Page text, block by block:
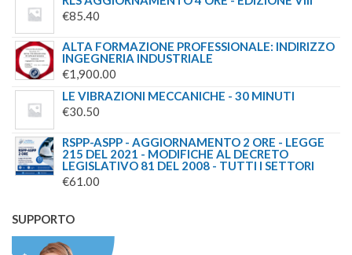
€250.00.€189.90.
€85.40
ALTA FORMAZIONE PROFESSIONALE: INDIRIZZO
INGEGNERIA INDUSTRIALE
€1,900.00
LE VIBRAZIONI MECCANICHE - 30 MINUTI
€30.50
RSPP-ASPP - AGGIORNAMENTO 2 ORE - LEGGE
215 DEL 2021 - MODIFICHE AL DECRETO
LEGISLATIVO 81 DEL 2008 - TUTTI I SETTORI
€61.00
SUPPORTO